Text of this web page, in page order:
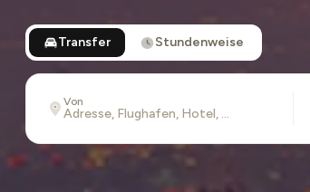
Transfer Stundenweise
Von